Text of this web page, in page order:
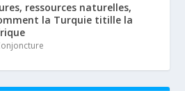
ressources naturelles,
la Turquie titille la